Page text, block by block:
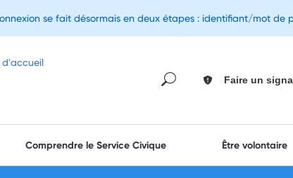
Faire un
Comprendre le Service Civique Être volontaire
se fait désormais en deux étapes : identifiant/mot de